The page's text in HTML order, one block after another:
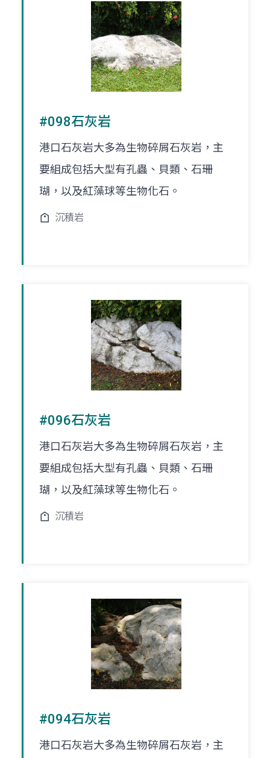
#098石灰岩
港口石灰岩大多為生物碎屑石灰岩，主
要組成包括大型有孔蟲、貝類、石珊
瑚，以及紅藻球等生物化石。
沉積岩
#096石灰岩
港口石灰岩大多為生物碎屑石灰岩，主
要組成包括大型有孔蟲、貝類、石珊
瑚，以及紅藻球等生物化石。
沉積岩
#094石灰岩
港口石灰岩大多為生物碎屑石灰岩，主